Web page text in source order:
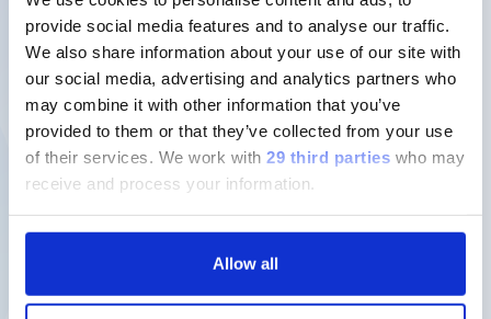
provide social media features and to analyse our traffic.
We also share information about your use of our site with
our social media, advertising and analytics partners who
may combine it with other information that you’ve
provided to them or that they’ve collected from your use
of their services. We work with 29 third parties who may
receive and process your information.
Allow all
sviluppo di farmaci.
Scopri di più
Nuove soluzioni